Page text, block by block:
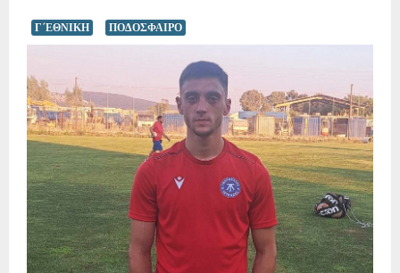
Γ΄ΕΘΝΙΚΗ ΠΟΔΟΣΦΑΙΡΟ